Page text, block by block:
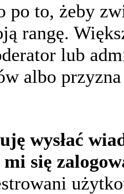
po to, żeby
rangę.
lub
albo
wysłać
się